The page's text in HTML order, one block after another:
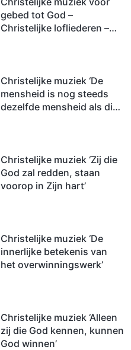
gebed tot God –
Christelijke lofliederen –
Christelijke muziek ‘De
mensheid is nog steeds
dezelfde mensheid als die
Christelijke muziek ‘Zij die
God zal redden, staan
voorop in Zijn hart’
Christelijke muziek ‘De
innerlijke betekenis van
het overwinningswerk’
Christelijke muziek ‘Alleen
zij die God kennen, kunnen
God winnen’